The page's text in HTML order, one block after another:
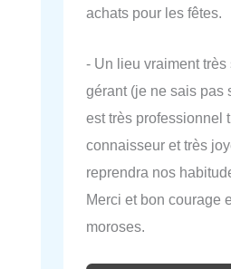
achats pour les fêtes.
- Un lieu vraiment très
gérant (je ne sais pas
est très professionnel
connaisseur et très
reprendra nos
Merci et bon courage
moroses.